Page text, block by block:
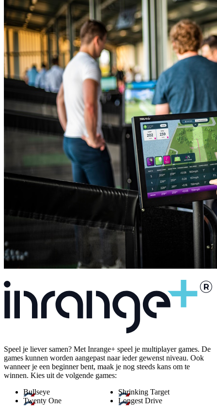
Speel je liever samen? Met Inrange+ speel je multiplayer games. De
games kunnen worden aangepast naar ieder gewenst niveau. Ook
wanneer je een beginner bent, maak je nog steeds kans om te
winnen. Kies uit de volgende games:
Bullseye
Shrinking Target
Twenty One
Longest Drive